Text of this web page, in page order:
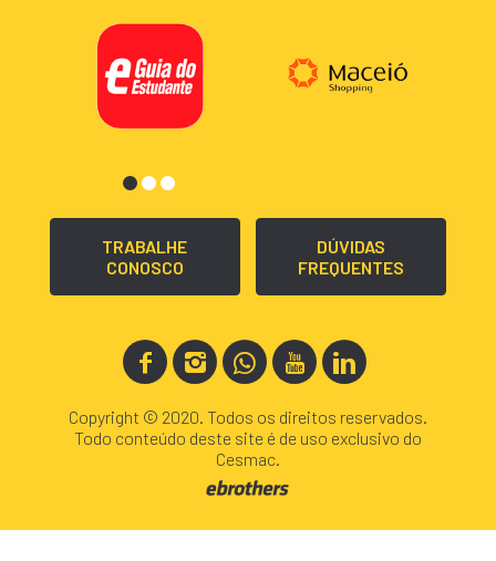
TRABALHE
CONOSCO
DÚVIDAS
FREQUENTES
Copyright © 2020. Todos os direitos reservados.
Todo conteúdo deste site é de uso exclusivo do
Cesmac.